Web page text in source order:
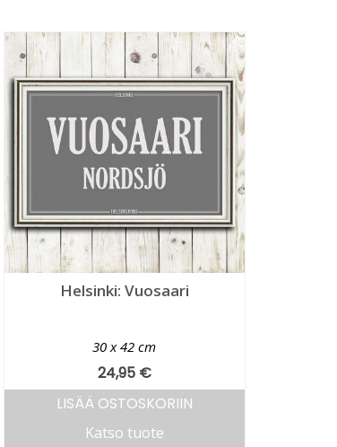
Helsinki: Vuosaari
30 x 42 cm
24,95 €
LISÄÄ OSTOSKORIIN
Katso tuote